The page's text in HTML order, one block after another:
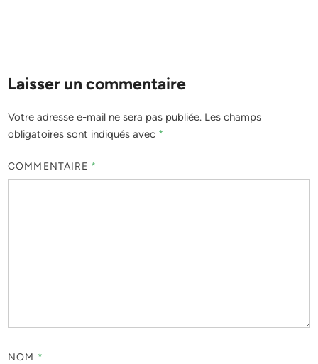
Laisser un commentaire
Votre adresse e-mail ne sera pas publiée. Les champs
obligatoires sont indiqués avec *
COMMENTAIRE *
NOM *